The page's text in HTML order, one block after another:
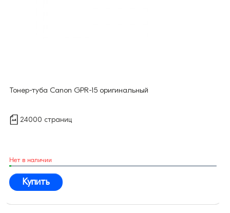
Тонер-туба Canon GPR-15 оригинальный
24000 страниц
Нет в наличии
Купить